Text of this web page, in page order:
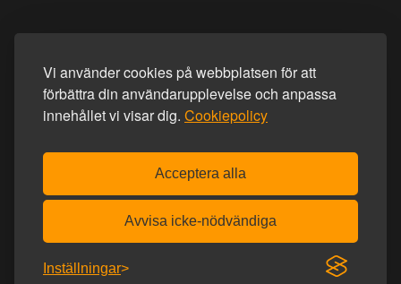
Vi använder cookies på webbplatsen för att
förbättra din användarupplevelse och anpassa
innehållet vi visar dig. Cookiepolicy
Acceptera alla
Avvisa icke-nödvändiga
Inställningar